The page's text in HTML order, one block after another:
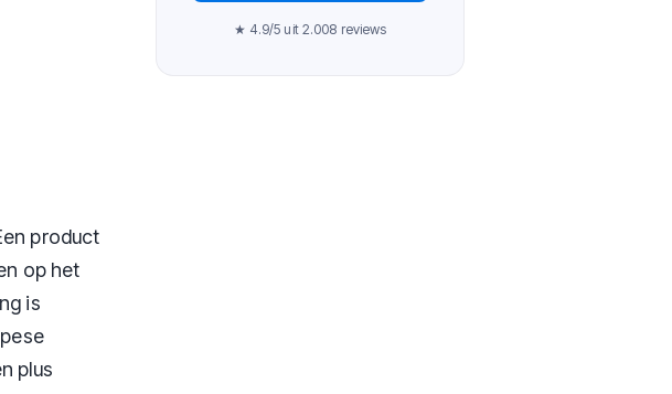
product
op het
is
plus
★ 4.9/5 uit 2.008 reviews